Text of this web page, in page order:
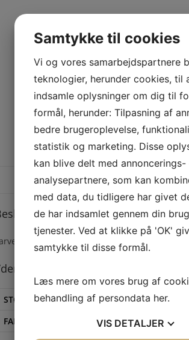
Rosa
information
STØRRELSE
FARVE
Samtykke til cookies
Vi og vores samarbejdspartnere
teknologier, herunder cookies, til
indsamle oplysninger om dig til
formål, herunder: Tilpasning af
bedre brugeroplevelse,
statistik og marketing. Disse
kan blive delt med annoncerings-
analysepartnere, som kan
med data, du tidligere har givet
de har indsamlet gennem din
tjenester. Ved at klikke på 'OK'
samtykke til disse formål.
Læs mere om vores brug af
behandling af persondata her.
VIS DETALJER